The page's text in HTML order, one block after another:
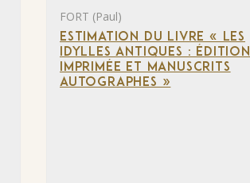
FORT (Paul)
ESTIMATION DU LIVRE « LES
IDYLLES ANTIQUES : ÉDITION
IMPRIMÉE ET MANUSCRITS
AUTOGRAPHES »